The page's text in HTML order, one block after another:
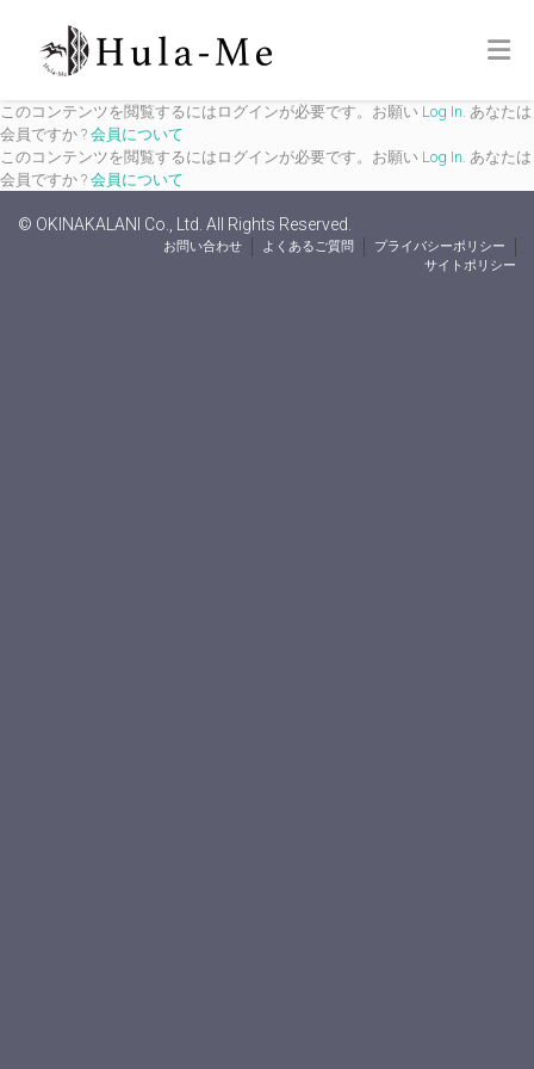
このコンテンツを閲覧するにはログインが必要です。お願い Log In. あなたは
会員ですか ? 会員について
このコンテンツを閲覧するにはログインが必要です。お願い Log In. あなたは
会員ですか ? 会員について
© OKINAKALANI Co., Ltd. All Rights Reserved.
お問い合わせ よくあるご質問
プライバシーポリシー
サイトポリシー